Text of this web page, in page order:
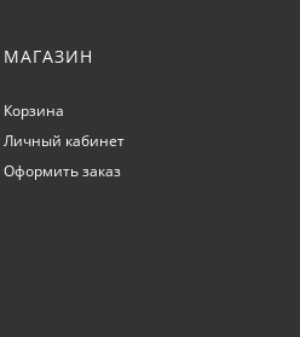
МАГАЗИН
Корзина
Личный кабинет
Оформить заказ